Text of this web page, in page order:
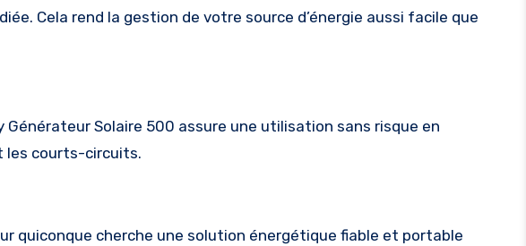
Cela rend la gestion de votre source d’énergie aussi facile que
Solaire 500 assure une utilisation sans risque en
les courts-circuits.
quiconque cherche une solution énergétique fiable et portable